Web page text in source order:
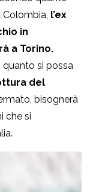
l’ex
in
a Torino.
quanto si possa
del
bisognerà
che si